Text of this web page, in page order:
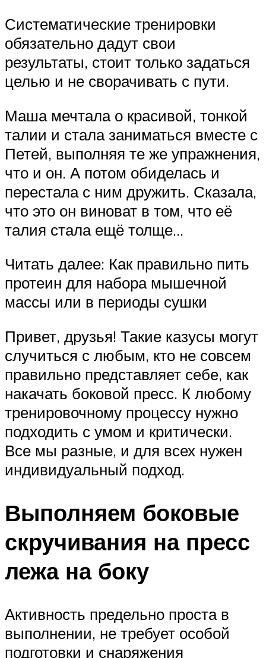
Систематические тренировки
обязательно дадут свои
результаты, стоит только задаться
целью и не сворачивать с пути.
Маша мечтала о красивой, тонкой
талии и стала заниматься вместе с
Петей, выполняя те же упражнения,
что и он. А потом обиделась и
перестала с ним дружить. Сказала,
что это он виноват в том, что её
талия стала ещё толще…
Читать далее: Как правильно пить
протеин для набора мышечной
массы или в периоды сушки
Привет, друзья! Такие казусы могут
случиться с любым, кто не совсем
правильно представляет себе, как
накачать боковой пресс. К любому
тренировочному процессу нужно
подходить с умом и критически.
Все мы разные, и для всех нужен
индивидуальный подход.
Выполняем боковые
скручивания на пресс
лежа на боку
Активность предельно проста в
выполнении, не требует особой
подготовки и снаряжения